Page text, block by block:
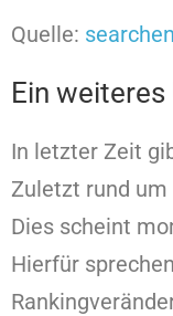
Quelle:
Ein
In letzter Zeit
Zuletzt rund um
Dies scheint
Hierfür